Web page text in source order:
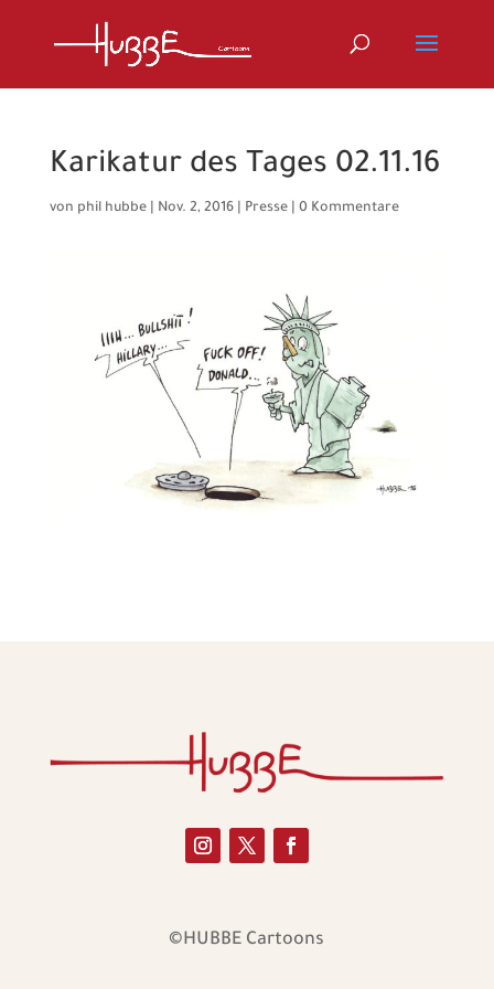
Karikatur des Tages 02.11.16
von phil hubbe| Nov. 2, 2016| Presse| 0 Kommentare
©HUBBE Cartoons